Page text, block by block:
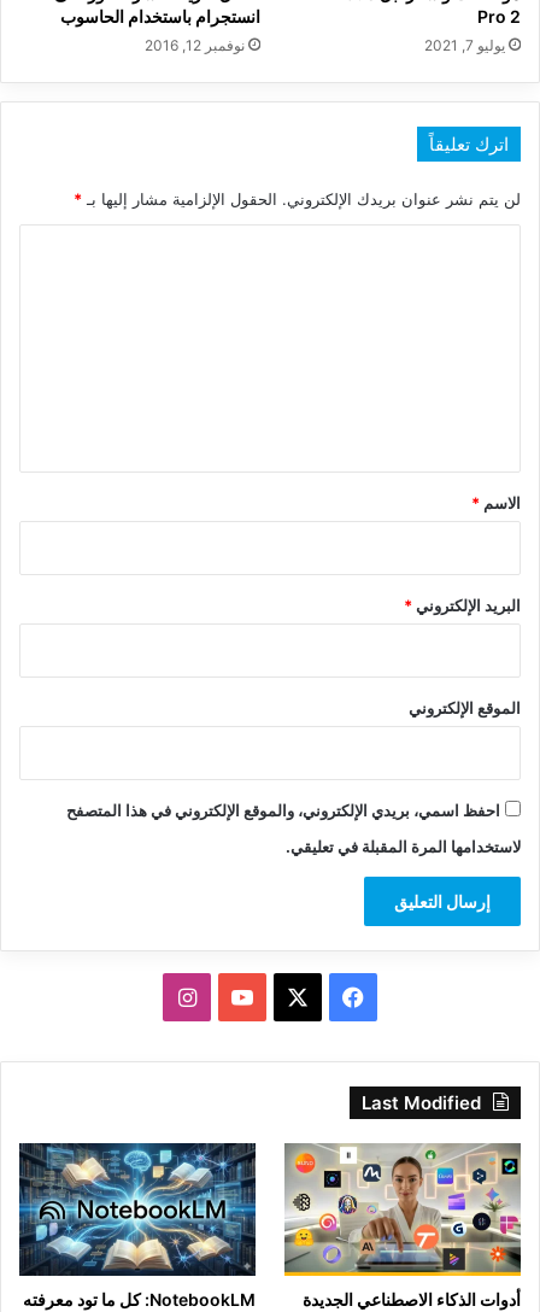
Pro 2
يوليو 7, 2021
انستجرام باستخدام الحاسوب
نوفمبر 12, 2016
اترك تعليقاً
لن يتم نشر عنوان بريدك الإلكتروني. الحقول الإلزامية مشار إليها بـ *
*
الاسم *
البريد الإلكتروني*
الموقع الإلكتروني
احفظ اسمي، بريدي الإلكتروني، والموقع الإلكتروني في هذا المتصفح
لاستخدامها المرة المقبلة في تعليقي.
فيسبوك ‫YouTubeانستقرام
Last Modified
أدوات الذكاء الاصطناعي الجديدة
NotebookLM: كل ما تود معرفته